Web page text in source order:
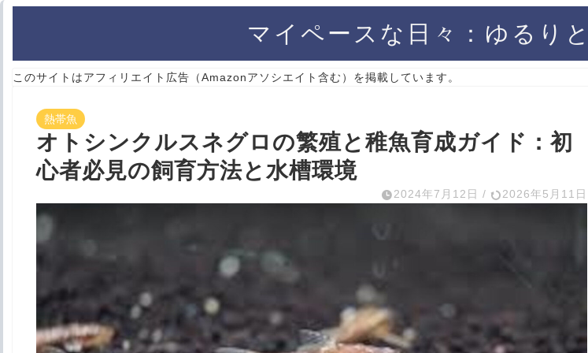
マイペースな日々：ゆるり
このサイトはアフィリエイト広告（Amazonアソシエイト含む）を掲載しています。
熱帯魚
オトシンクルスネグロの繁殖と稚魚育成ガイド：初
心者必見の飼育方法と水槽環境
2024年7月12日 / 2026年5月11日